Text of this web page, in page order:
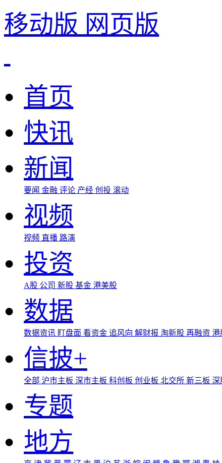
移动版 网页版
首页
快讯
新闻
要闻 金融 评论 产经 创投 滚动
视频
视频 直播 路演
投资
A股 公司 新股 基金 港美股
数据
数据资讯 盯盘面 看资金 追风向 解财报 淘新股 再融资
信披+
全部 沪市主板 深市主板 科创板 创业板 北交所 新三板
专题
地方